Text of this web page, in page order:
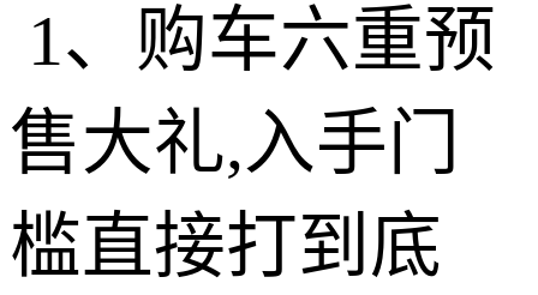
1、购车六重预
售大礼,入手门
槛直接打到底